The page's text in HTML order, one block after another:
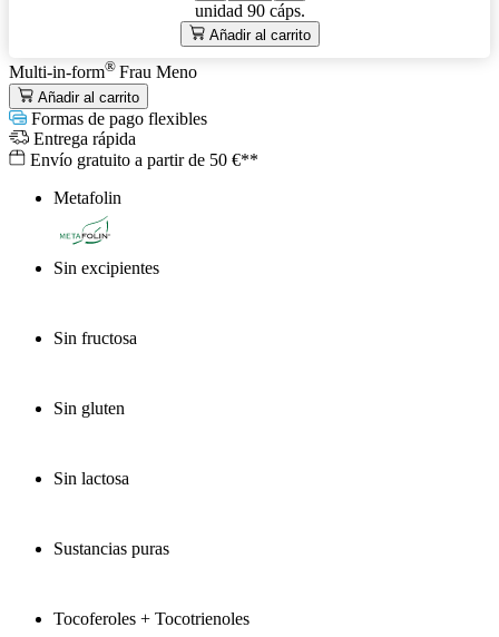
unidad 90 cáps.
Añadir al carrito
Multi-in-form® Frau Meno
Añadir al carrito
Formas de pago flexibles
Entrega rápida
Envío gratuito a partir de 50 €**
Metafolin
®
Sin excipientes
Sin fructosa
Sin gluten
Sin lactosa
Sustancias puras
Tocoferoles + Tocotrienoles